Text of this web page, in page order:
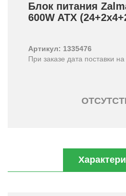
Блок питания
600W ATX
Артикул: 1335476
При заказе дата поставки на